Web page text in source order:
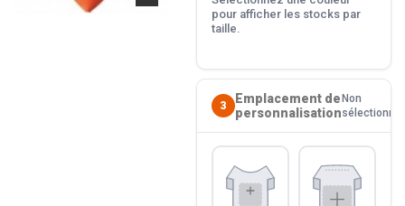
pour afficher les stocks par
taille.
3
Emplacement de
personnalisation
Non
sélectionné